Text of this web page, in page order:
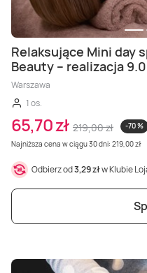
Relaksujące Mini day
Beauty – realizacja
Warszawa
1 os.
65,70 zł 219,00 zł
-70 %
Najniższa cena w ciągu 30 dni: 219,00 zł
Odbierz od3,29 złw Klubie